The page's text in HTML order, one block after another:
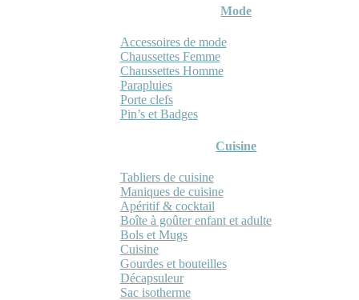
Mode
Accessoires de mode
Chaussettes Femme
Chaussettes Homme
Parapluies
Porte clefs
Pin’s et Badges
Cuisine
Tabliers de cuisine
Maniques de cuisine
Apéritif & cocktail
Boîte à goûter enfant et adulte
Bols et Mugs
Cuisine
Gourdes et bouteilles
Décapsuleur
Sac isotherme